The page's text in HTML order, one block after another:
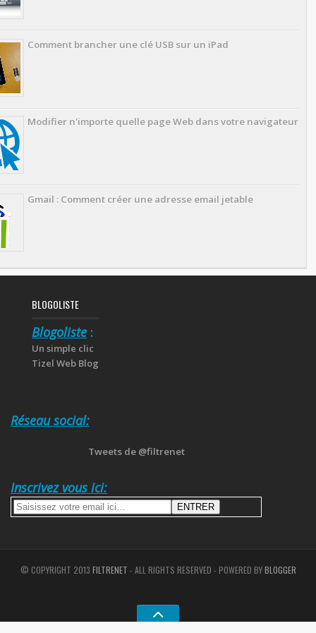
Comment brancher une clé USB sur un iPad
Modifier n'importe quelle page Web dans votre navigateur
Gmail : Comment créer une adresse email jetable
BLOGOLISTE
Blogoliste :
Un simple clic
Tizel Web Blog
Réseau social:
Tweets de @filtrenet
Inscrivez vous ici:
© COPYRIGHT 2013 FILTRENET - ALL RIGHTS RESERVED - POWERED BYBLOGGER